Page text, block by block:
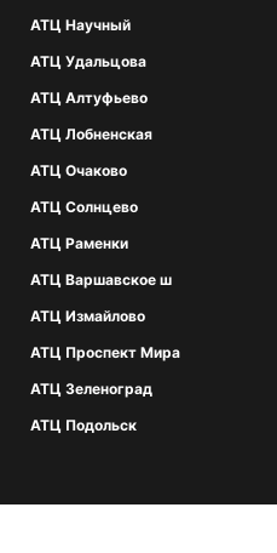
АТЦ Научный
АТЦ Удальцова
АТЦ Алтуфьево
АТЦ Лобненская
АТЦ Очаково
АТЦ Солнцево
АТЦ Раменки
АТЦ Варшавское ш
АТЦ Измайлово
АТЦ Проспект Мира
АТЦ Зеленоград
АТЦ Подольск